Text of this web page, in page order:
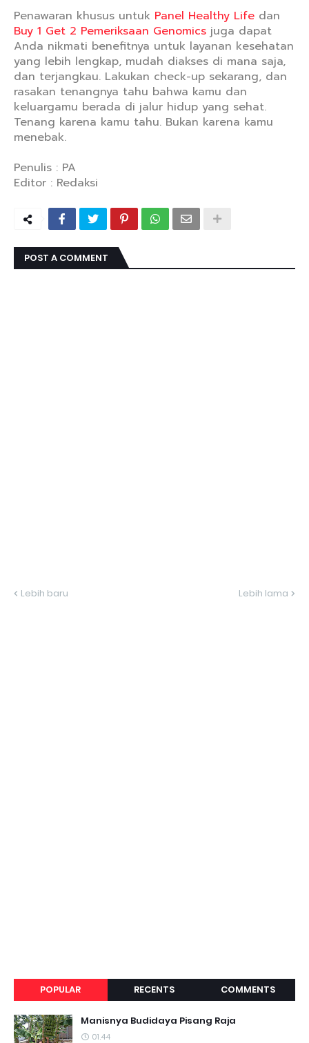
Penawaran khusus untuk Panel Healthy Life dan
Buy 1 Get 2 Pemeriksaan Genomics juga dapat
Anda nikmati benefitnya untuk layanan kesehatan
yang lebih lengkap, mudah diakses di mana saja,
dan terjangkau. Lakukan check-up sekarang, dan
rasakan tenangnya tahu bahwa kamu dan
keluargamu berada di jalur hidup yang sehat.
Tenang karena kamu tahu. Bukan karena kamu
menebak.
Penulis : PA
Editor : Redaksi
POST A COMMENT
Lebih baru Lebih lama
POPULAR RECENTS COMMENTS
Manisnya Budidaya Pisang Raja
01.44